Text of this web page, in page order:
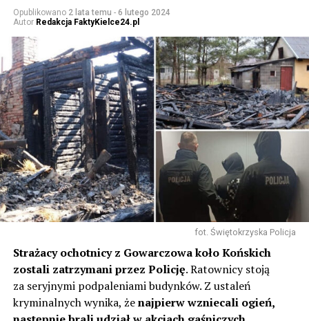
Opublikowano 2 lata temu - 6 lutego 2024
Autor Redakcja FaktyKielce24.pl
fot. Świętokrzyska Policja
Strażacy ochotnicy z Gowarczowa koło Końskich
zostali zatrzymani przez Policję. Ratownicy stoją
za seryjnymi podpaleniami budynków. Z ustaleń
kryminalnych wynika, żenajpierw wzniecali ogień,